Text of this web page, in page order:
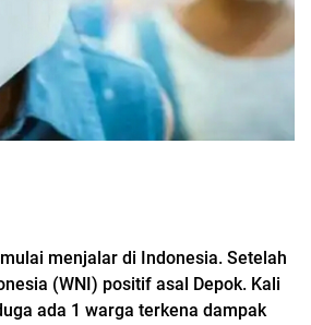
menjalar di Indonesia. Setelah
(WNI) positif asal Depok. Kali
ada 1 warga terkena dampak